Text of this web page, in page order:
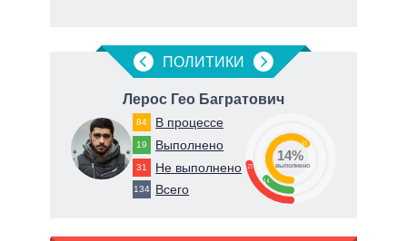
ПОЛИТИКИ
Лерос Гео Багратович
84 В процессе
19 Выполнено
31 Не выполнено
134 Всего
23
14
63
14%
выполнено